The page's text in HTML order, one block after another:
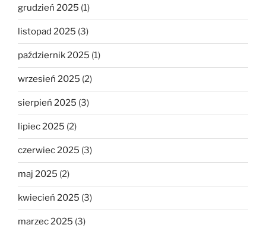
grudzień 2025 (1)
listopad 2025 (3)
październik 2025 (1)
wrzesień 2025 (2)
sierpień 2025 (3)
lipiec 2025 (2)
czerwiec 2025 (3)
maj 2025 (2)
kwiecień 2025 (3)
marzec 2025 (3)